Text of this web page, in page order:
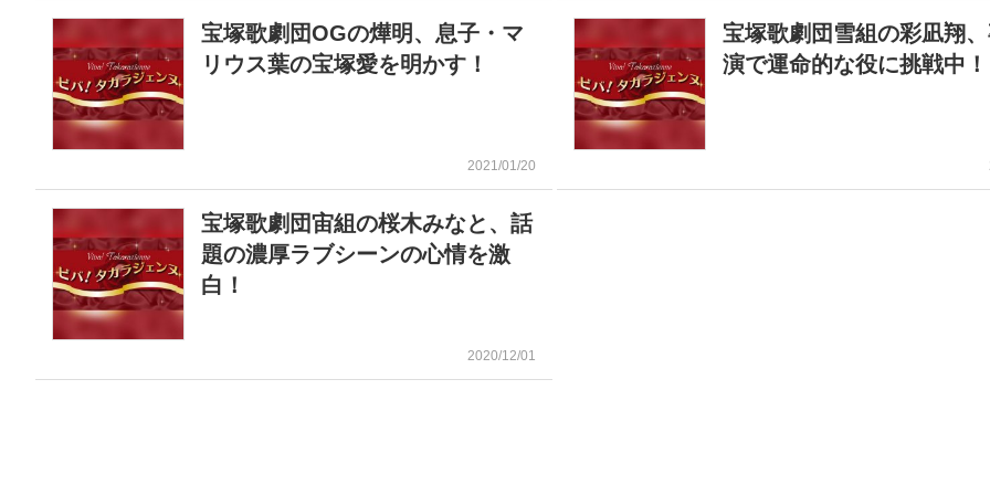
宝塚歌劇団OGの燁明、息子・マ
リウス葉の宝塚愛を明かす！
2021/01/20
宝塚歌劇団雪組の彩凪翔
演で運命的な役に挑戦中！
宝塚歌劇団宙組の桜木みなと、話
題の濃厚ラブシーンの心情を激
白！
2020/12/01